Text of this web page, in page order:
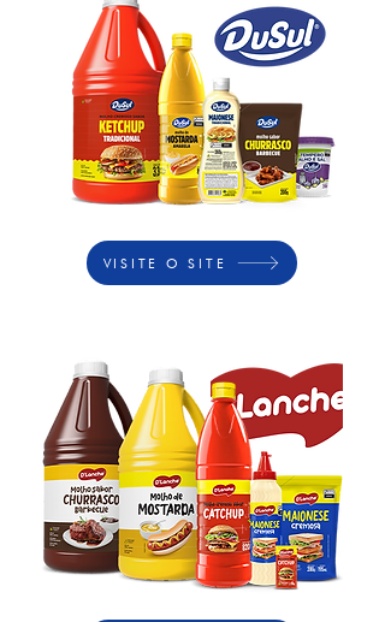
VISITE O SITE